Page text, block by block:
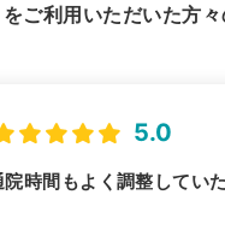
ご利用いただいた方々
5.0
時間もよく調整してい